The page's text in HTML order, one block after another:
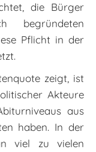
die Bürger
begründeten
Pflicht in der
zeigt, ist
Akteure
aus
haben. In der
viel zu vielen